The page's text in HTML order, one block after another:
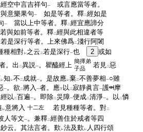
經空中言吉祥句一
或言應當等者。
意樂果句一 如是等者。釋二經如是
一 當以上中等者。釋二經宜應諦分
與如前等者。釋二經與此相違者等
是深行等者。上來佛爲二淺行阿闍
種相對レ之云 二若是深行一也 2 或如
。出 二異説一。瞿醯經上 簡擇弟
子品
若見二惡
レ知 レ不 二 成就一。是故應レ棄二不善夢相一○雖
一。欲 二將入 一者。應下 以 二寂靜眞言一護
摩
以 二百遍一。即除二 災障一便成二清淨一。以 二憐
レ意將入 十二左 若見種種等者。對二
人等文一。兼釋二經善住於戒者等四
云。其法言者。歎 レ法及歎 レ 人四行頌